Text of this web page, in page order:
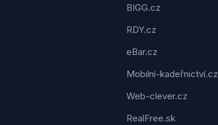
BIGG.cz
RDY.cz
eBar.cz
Mobilní-kadeřnictví.cz
Web-clever.cz
RealFree.sk